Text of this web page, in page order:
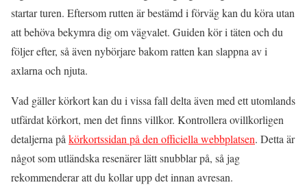
startar turen. Eftersom rutten är bestämd i förväg kan du köra utan
att behöva bekymra dig om vägvalet. Guiden kör i täten och du
följer efter, så även nybörjare bakom ratten kan slappna av i
axlarna och njuta.
Vad gäller körkort kan du i vissa fall delta även med ett utomlands
utfärdat körkort, men det finns villkor. Kontrollera ovillkorligen
detaljerna på körkortssidan på den officiella webbplatsen. Detta är
något som utländska resenärer lätt snubblar på, så jag
rekommenderar att du kollar upp det innan avresan.